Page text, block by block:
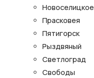
Новоселицкое
Прасковея
Пятигорск
Рыздвяный
Светлоград
Свободы